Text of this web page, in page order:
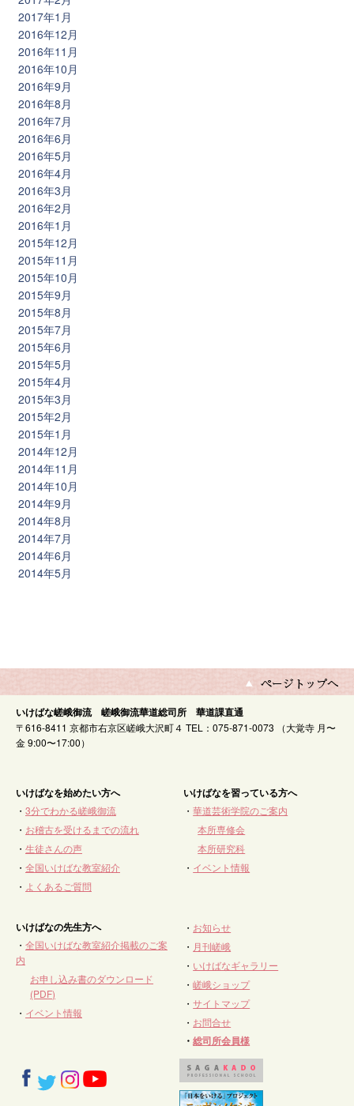
2017年1月
2016年12月
2016年11月
2016年10月
2016年9月
2016年8月
2016年7月
2016年6月
2016年5月
2016年4月
2016年3月
2016年2月
2016年1月
2015年12月
2015年11月
2015年10月
2015年9月
2015年8月
2015年7月
2015年6月
2015年5月
2015年4月
2015年3月
2015年2月
2015年1月
2014年12月
2014年11月
2014年10月
2014年9月
2014年8月
2014年7月
2014年6月
2014年5月
いけばな嵯峨御流 嵯峨御流華道総司所 華道課直通
〒616-8411 京都市右京区嵯峨大沢町４ TEL：075-871-0073 （大覚寺 月〜
金 9:00〜17:00）
いけばなを始めたい方へ
・ 3分でわかる嵯峨御流
・ お稽古を受けるまでの流れ
・ 生徒さんの声
・ 全国いけばな教室紹介
・ よくあるご質問
いけばなを習っている方へ
・華道芸術学院のご案内
本所専修会
本所研究科
・ イベント情報
いけばなの先生方へ
・ 全国いけばな教室紹介掲載のご案
内
お申し込み書のダウンロード
(PDF)
・ イベント情報
・ お知らせ
・ 月刊嵯峨
・ いけばなギャラリー
・嵯峨ショップ
・サイトマップ
・ お問合せ
・総司所会員様